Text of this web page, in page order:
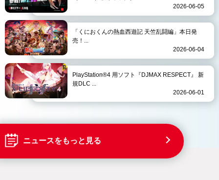
2026-06-05
「くにおくんの熱血西遊記 天竺乱闘編」本日発
売！...
2026-06-04
PlayStation®4 用ソフト『DJMAX RESPECT』 新
規DLC ...
2026-06-01
ニュースをもっと見る